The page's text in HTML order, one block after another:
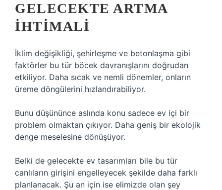
GELECEKTE ARTMA
IHTIMALI
İklim değişikliği, şehirleşme ve betonlaşma gibi
faktörler bu tür böcek davranışlarını doğrudan
etkiliyor. Daha sıcak ve nemli dönemler, onların
üreme döngülerini hızlandırabiliyor.
Bunu düşününce aslında konu sadece ev içi bir
problem olmaktan çıkıyor. Daha geniş bir ekolojik
denge meselesine dönüşüyor.
Belki de gelecekte ev tasarımları bile bu tür
canlıların girişini engelleyecek şekilde daha farklı
planlanacak. Şu an için ise elimizde olan şey